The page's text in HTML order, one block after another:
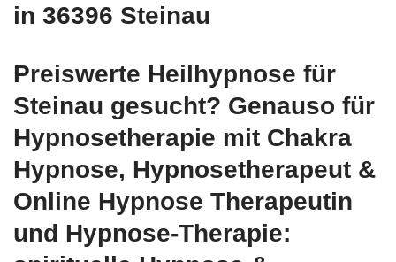
in 36396 Steinau
Preiswerte Heilhypnose für
Steinau gesucht? Genauso für
Hypnosetherapie mit Chakra
Hypnose, Hypnosetherapeut &
Online Hypnose Therapeutin
und Hypnose-Therapie: